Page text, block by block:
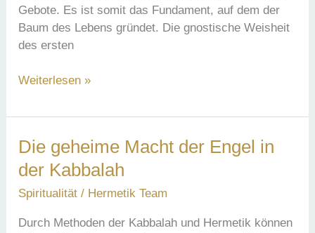
Gebote. Es ist somit das Fundament, auf dem der
Baum des Lebens gründet. Die gnostische Weisheit
des ersten
Die
Weisheit
ersten
Gebots
Bibel
Weiterlesen »
Die geheime Macht der Engel in
der Kabbalah
Spiritualität / Hermetik Team
Durch Methoden der Kabbalah und Hermetik können